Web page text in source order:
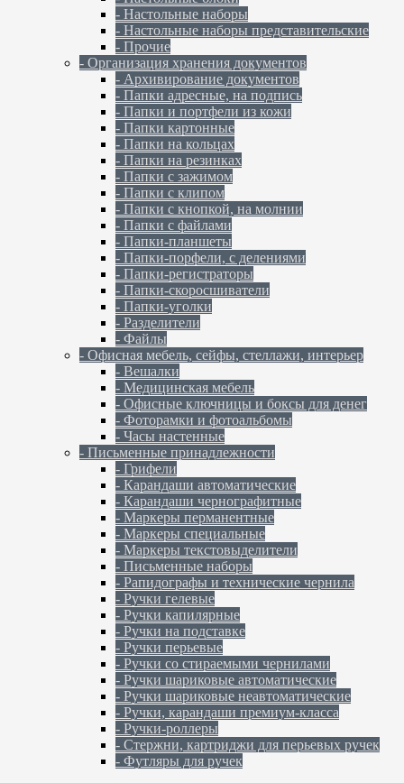
- Настольные наборы
- Настольные наборы представительские
- Прочие
- Организация хранения документов
- Архивирование документов
- Папки адресные, на подпись
- Папки и портфели из кожи
- Папки картонные
- Папки на кольцах
- Папки на резинках
- Папки с зажимом
- Папки с клипом
- Папки с кнопкой, на молнии
- Папки с файлами
- Папки-планшеты
- Папки-порфели, с делениями
- Папки-регистраторы
- Папки-скоросшиватели
- Папки-уголки
- Разделители
- Файлы
- Офисная мебель, сейфы, стеллажи, интерьер
- Вешалки
- Медицинская мебель
- Офисные ключницы и боксы для денег
- Фоторамки и фотоальбомы
- Часы настенные
- Письменные принадлежности
- Грифели
- Карандаши автоматические
- Карандаши чернографитные
- Маркеры перманентные
- Маркеры специальные
- Маркеры текстовыделители
- Письменные наборы
- Рапидографы и технические чернила
- Ручки гелевые
- Ручки капилярные
- Ручки на подставке
- Ручки перьевые
- Ручки со стираемыми чернилами
- Ручки шариковые автоматические
- Ручки шариковые неавтоматические
- Ручки, карандаши премиум-класса
- Ручки-роллеры
- Стержни, картриджи для перьевых ручек
- Футляры для ручек